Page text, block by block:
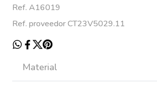
Ref. A16019
Ref. proveedor CT23V5029.11
Material